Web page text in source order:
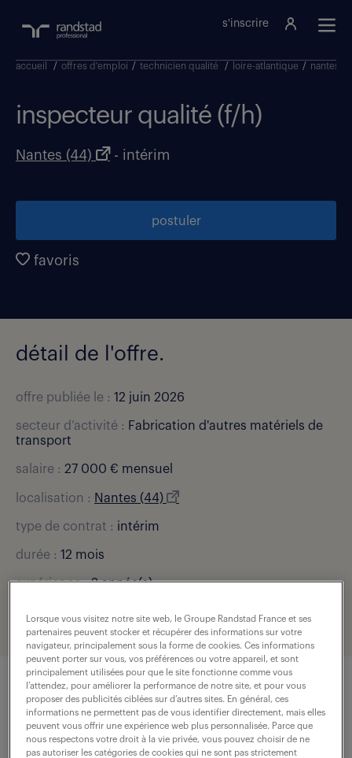
s'inscrire
accueil / offres d'emploi / technicien qualité / loire-atlantique / nantes
inspecteur qualité (f/h)
Nantes (44) - intérim
postuler
favoris
détail de l'offre.
offre publiée le : 12 juin 2026
secteur d’activité : Fabrication d'autres matériels de
transport
salaire : 27 000 € mensuel
localisation : Nantes (44)
type de contrat : intérim
durée : 12 mois
expérience :2 année(s)
description du poste
Lorsque vous visitez notre site web, le Groupe Randstad France et ses
partenaires peuvent stocker et récupérer des informations sur votre
navigateur, principalement sous la forme de cookies. Ces informations
peuvent porter sur vous, vos préférences ou votre appareil, et sont
principalement utilisées pour que le site fonctionne comme vous
l’attendez, pour améliorer la performance de notre site, et pour vous
proposer des publicités ciblées sur d’autres sites. En général, ces
informations ne permettent pas de vous identifier directement, mais elles
peuvent vous offrir une expérience web plus personnalisée. Parce que
nous respectons votre droit à la vie privée, vous pouvez choisir de ne
pas autoriser les catégories de cookies qui ne sont pas strictement